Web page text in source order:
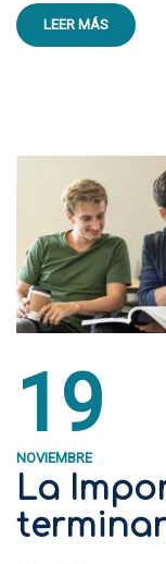
LEER MÁS
19
NOVIEMBRE
La